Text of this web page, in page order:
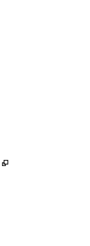
,